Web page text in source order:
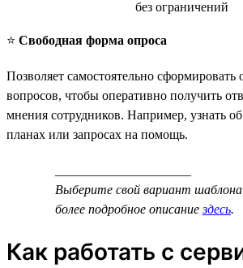
⭐️ Свободная форма опроса
Позволяет самостоятельно сформировать
вопросов, чтобы оперативно получить
мнения сотрудников. Например, узнать
планах или запросах на помощь.
Выберите свой вариант
более подробное описаниездесь.
Как работать с